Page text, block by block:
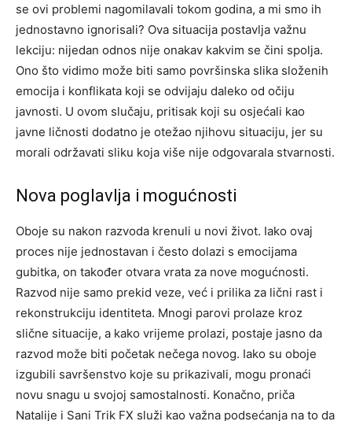
se ovi problemi nagomilavali tokom godina, a mi smo ih
jednostavno ignorisali? Ova situacija postavlja važnu
lekciju: nijedan odnos nije onakav kakvim se čini spolja.
Ono što vidimo može biti samo površinska slika složenih
emocija i konflikata koji se odvijaju daleko od očiju
javnosti. U ovom slučaju, pritisak koji su osjećali kao
javne ličnosti dodatno je otežao njihovu situaciju, jer su
morali održavati sliku koja više nije odgovarala stvarnosti.
Nova poglavlja i mogućnosti
Oboje su nakon razvoda krenuli u novi život. Iako ovaj
proces nije jednostavan i često dolazi s emocijama
gubitka, on također otvara vrata za nove mogućnosti.
Razvod nije samo prekid veze, već i prilika za lični rast i
rekonstrukciju identiteta. Mnogi parovi prolaze kroz
slične situacije, a kako vrijeme prolazi, postaje jasno da
razvod može biti početak nečega novog. Iako su oboje
izgubili savršenstvo koje su prikazivali, mogu pronaći
novu snagu u svojoj samostalnosti. Konačno, priča
Natalije i Sani Trik FX služi kao važna podsećanja na to da